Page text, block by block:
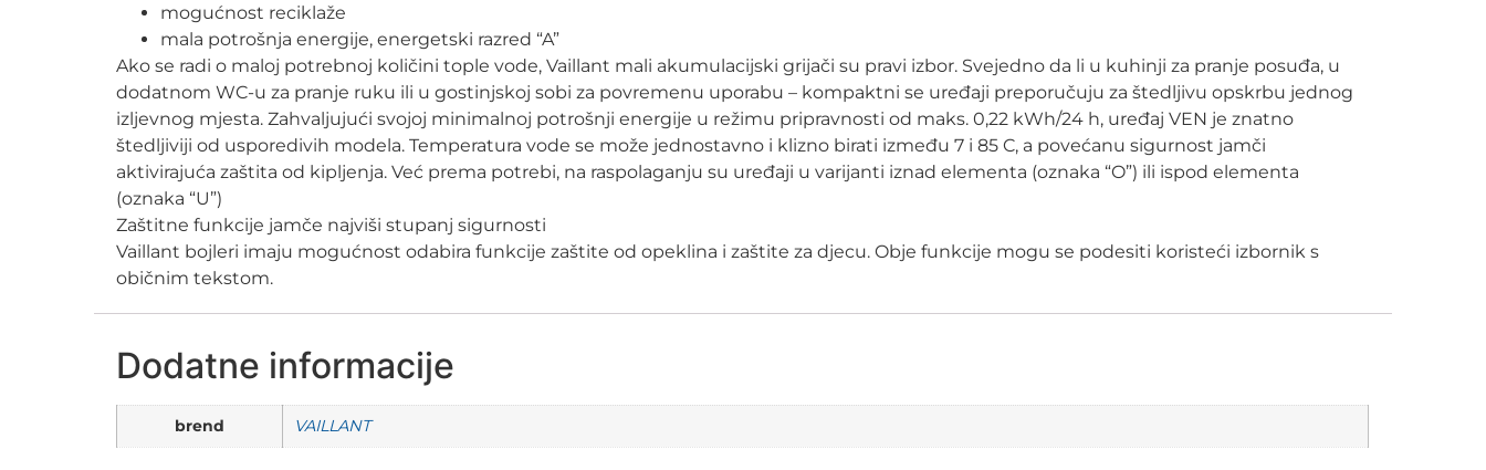
mogućnost reciklaže
mala potrošnja energije, energetski razred “A”
Ako se radi o maloj potrebnoj količini tople vode, Vaillant mali akumulacijski grijači su pravi izbor. Svejedno da li u kuhinji za pranje posuđa, u
dodatnom WC-u za pranje ruku ili u gostinjskoj sobi za povremenu uporabu – kompaktni se uređaji preporučuju za štedljivu opskrbu jednog
izljevnog mjesta. Zahvaljujući svojoj minimalnoj potrošnji energije u režimu pripravnosti od maks. 0,22 kWh/24 h, uređaj VEN je znatno
štedljiviji od usporedivih modela. Temperatura vode se može jednostavno i klizno birati između 7 i 85 C, a povećanu sigurnost jamči
aktivirajuća zaštita od kipljenja. Već prema potrebi, na raspolaganju su uređaji u varijanti iznad elementa (oznaka “O”) ili ispod elementa
(oznaka “U”)
Zaštitne funkcije jamče najviši stupanj sigurnosti
Vaillant bojleri imaju mogućnost odabira funkcije zaštite od opeklina i zaštite za djecu. Obje funkcije mogu se podesiti koristeći izbornik s
običnim tekstom.
Dodatne informacije
brend VAILLANT